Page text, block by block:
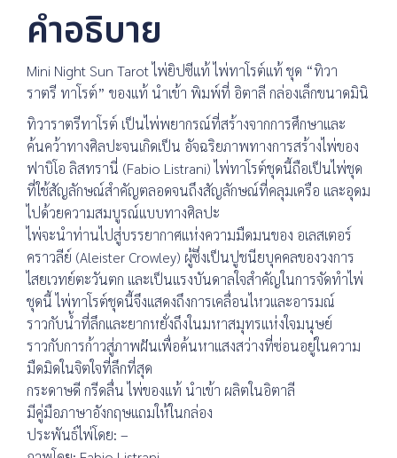
คำอธิบาย
Mini Night Sun Tarot ไพ่ยิปซีแท้ ไพ่ทาโรต์แท้ ชุด “ทิวา
ราตรี ทาโรต์” ของแท้ นำเข้า พิมพ์ที่ อิตาลี กล่องเล็กขนาดมินิ
ทิวาราตรีทาโรต์ เป็นไพ่พยากรณ์ที่สร้างจากการศึกษาและ
ค้นคว้าทางศิลปะจนเกิดเป็น อัจฉริยภาพทางการสร้างไพ่ของ
ฟาบิโอ ลิสทรานี่ (Fabio Listrani) ไพ่ทาโรต์ชุดนี้ถือเป็นไพ่ชุด
ที่ใช้สัญลักษณ์สำคัญตลอดจนถึงสัญลักษณ์ที่คลุมเครือ และอุดม
ไปด้วยความสมบูรณ์แบบทางศิลปะ
ไพ่จะนำท่านไปสู่บรรยากาศแห่งความมืดมนของ อเลสเตอร์
คราวลีย์ (Aleister Crowley) ผู้ซึ่งเป็นปูชนียบุคคลของวงการ
ไสยเวทย์ตะวันตก และเป็นแรงบันดาลใจสำคัญในการจัดทำไพ่
ชุดนี้ ไพ่ทาโรต์ชุดนี้จึงแสดงถึงการเคลื่อนไหวและอารมณ์
ราวกับน้ำที่ลึกและยากหยั่งถึงในมหาสมุทรแห่งใจมนุษย์
ราวกับการก้าวสู่ภาพฝันเพื่อค้นหาแสงสว่างที่ซ่อนอยู่ในความ
มืดมิดในจิตใจที่ลึกที่สุด
กระดาษดี กรีดลื่น ไพ่ของแท้ นำเข้า ผลิตในอิตาลี
มีคู่มือภาษาอังกฤษแถมให้ในกล่อง
ประพันธ์ไพ่โดย: –